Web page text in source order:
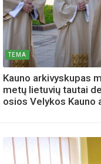
TEMA
Kauno arkivyskupas
metų lietuvių tautai
osios Velykos Kauno